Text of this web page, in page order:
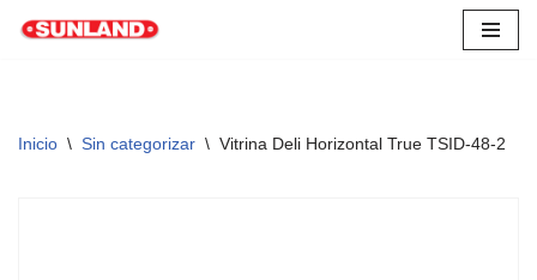
Inicio \ Sin categorizar \ Vitrina Deli Horizontal True TSID-48-2